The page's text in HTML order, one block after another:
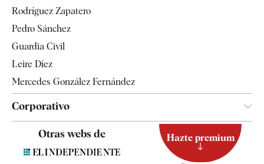
Televisión
Rodríguez Zapatero
Pedro Sánchez
Guardia Civil
Leire Díez
Mercedes González Fernández
Corporativo
Contacto
Otras webs de Hazte premium